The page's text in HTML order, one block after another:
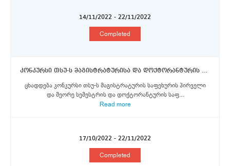
14/11/2022 - 22/11/2022
Completed
კონკურსი თსუ-ს მაგისტრატურისა და დოქტორანტურის საფეხურის სტუდენტებისთვის ბოლონიის უნივერსიტეტში ერაზმუს+ პროგრამის სტიპენდიების მოსაპოვებლად
ცხადდება კონკურსი თსუ-ს მაგისტრატურის საფეხურის პირველი
და მეორე სემესტრის და დოქტორანტურის საფ...
Read more
17/10/2022 - 22/11/2022
Completed